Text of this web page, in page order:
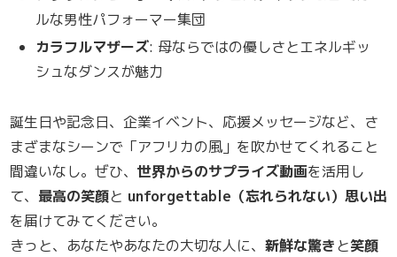
ルな男性パフォーマー集団
カラフルマザーズ: 母ならではの優しさとエネルギッ
シュなダンスが魅力
誕生日や記念日、企業イベント、応援メッセージなど、さ
まざまなシーンで「アフリカの風」を吹かせてくれること
間違いなし。ぜひ、 世界からのサプライズ動画を活用し
て、 最高の笑顔と unforgettable（忘れられない）思い出
を届けてみてください。
きっと、あなたやあなたの大切な人に、 新鮮な驚きと笑顔